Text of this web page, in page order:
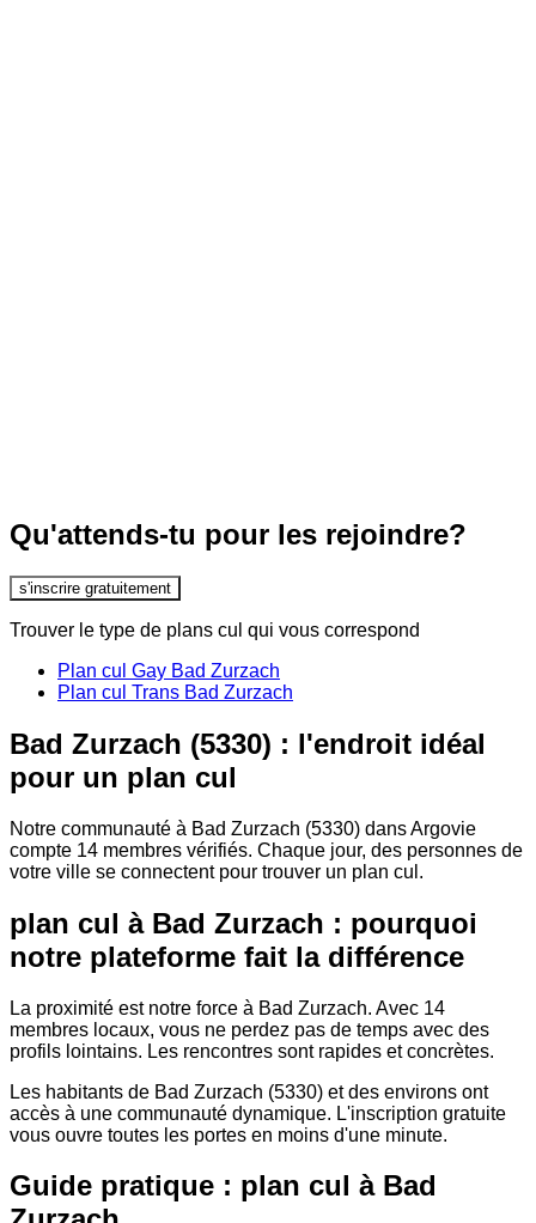
Qu'attends-tu pour les rejoindre?
s'inscrire gratuitement
Trouver le type de plans cul qui vous correspond
Plan cul Gay Bad Zurzach
Plan cul Trans Bad Zurzach
Bad Zurzach (5330) : l'endroit idéal
pour un plan cul
Notre communauté à Bad Zurzach (5330) dans Argovie
compte 14 membres vérifiés. Chaque jour, des personnes de
votre ville se connectent pour trouver un plan cul.
plan cul à Bad Zurzach : pourquoi
notre plateforme fait la différence
La proximité est notre force à Bad Zurzach. Avec 14
membres locaux, vous ne perdez pas de temps avec des
profils lointains. Les rencontres sont rapides et concrètes.
Les habitants de Bad Zurzach (5330) et des environs ont
accès à une communauté dynamique. L'inscription gratuite
vous ouvre toutes les portes en moins d'une minute.
Guide pratique : plan cul à Bad